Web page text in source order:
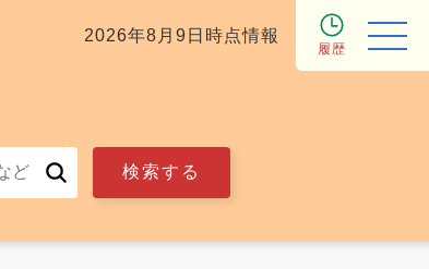
2026年8月9日時点情報
履歴